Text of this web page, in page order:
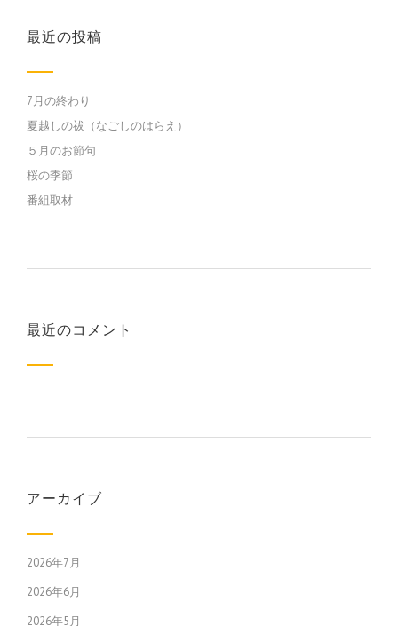
最近の投稿
7月の終わり
夏越しの祓（なごしのはらえ）
５月のお節句
桜の季節
番組取材
最近のコメント
アーカイブ
2026年7月
2026年6月
2026年5月